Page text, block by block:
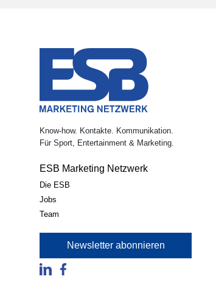
Know-how. Kontakte. Kommunikation.
Für Sport, Entertainment & Marketing.
ESB Marketing Netzwerk
Die ESB
Jobs
Team
Newsletter abonnieren